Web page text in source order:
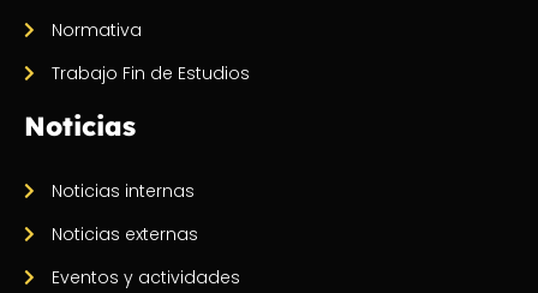
Normativa
Trabajo Fin de Estudios
Noticias
Noticias internas
Noticias externas
Eventos y actividades